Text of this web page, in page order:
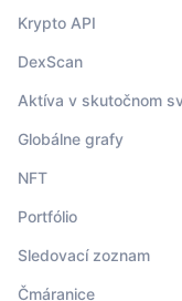
Krypto API
DexScan
Aktíva v skutočnom
Globálne grafy
NFT
Portfólio
Sledovací zoznam
Čmáranice